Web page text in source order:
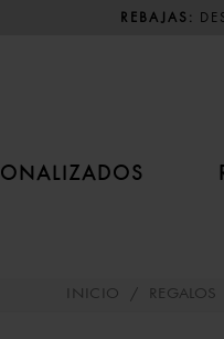
REBAJAS:
INICIO / REGALOS